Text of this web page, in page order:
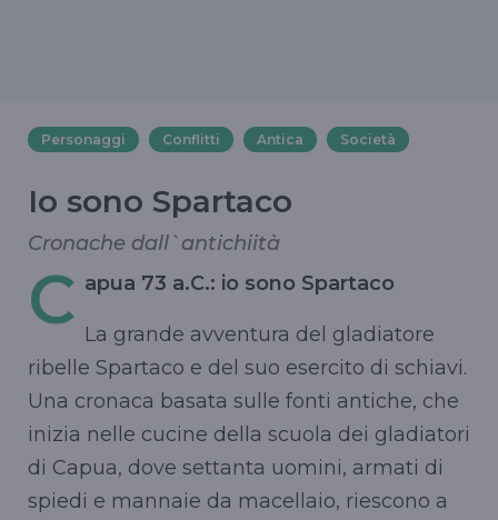
Personaggi Conflitti Antica Società
Io sono Spartaco
Cronache dall`antichiità
C apua 73 a.C.: io sono Spartaco
La grande avventura del gladiatore
ribelle Spartaco e del suo esercito di schiavi.
Una cronaca basata sulle fonti antiche, che
inizia nelle cucine della scuola dei gladiatori
di Capua, dove settanta uomini, armati di
spiedi e mannaie da macellaio, riescono a